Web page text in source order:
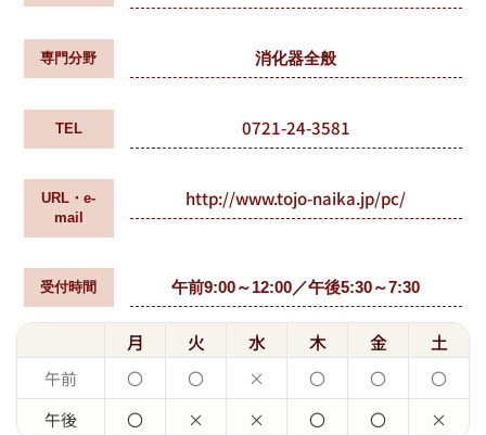
専門分野 消化器全般
TEL 0721-24-3581
URL・e-
mail
http://www.tojo-naika.jp/pc/
受付時間 午前9:00～12:00／午後5:30～7:30
月 火 水 木 金 土
午前 〇 〇 × 〇 〇
〇
午後
〇 × × 〇 〇 ×